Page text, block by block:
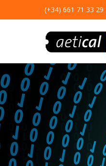
(+34) 661 71 33 29